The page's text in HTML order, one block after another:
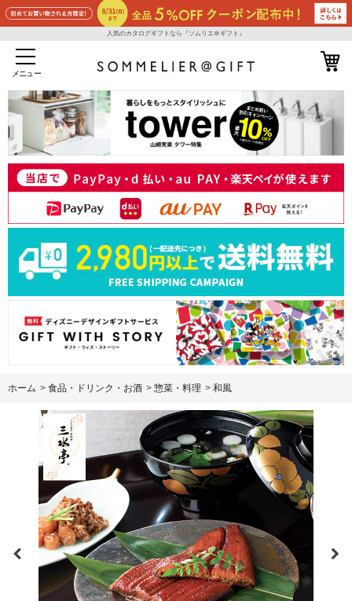
人気のカタログギフトなら『ソムリエ＠ギフト』
メニュー
ホーム > 食品・ドリンク・お酒 > 惣菜・料理 > 和風